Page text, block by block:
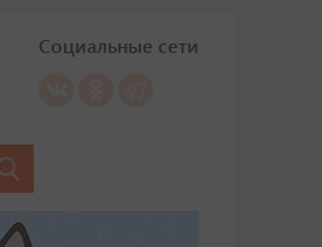
Социальные сети